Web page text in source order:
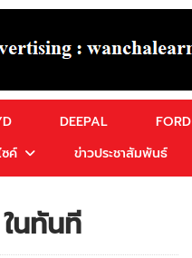
DEEPAL FORD
ค์ ข่าวประชาสัมพันธ์
นทันที